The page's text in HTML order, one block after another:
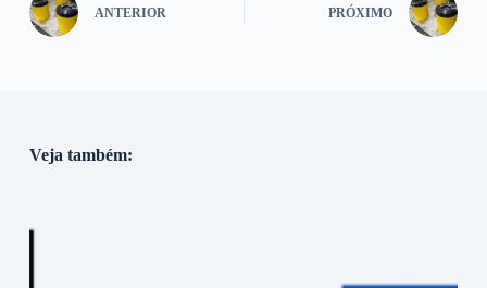
ANTERIOR PRÓXIMO
Veja também: